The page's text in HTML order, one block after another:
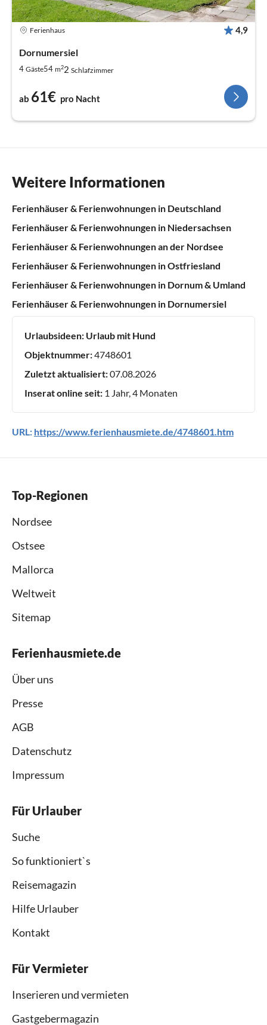
Ferienhaus 4,9
Dornumersiel
4 Gäste54 m22 Schlafzimmer
ab 61€ pro Nacht
Weitere Informationen
Ferienhäuser & Ferienwohnungen in Deutschland
Ferienhäuser & Ferienwohnungen in Niedersachsen
Ferienhäuser & Ferienwohnungen an der Nordsee
Ferienhäuser & Ferienwohnungen in Ostfriesland
Ferienhäuser & Ferienwohnungen in Dornum & Umland
Ferienhäuser & Ferienwohnungen in Dornumersiel
Urlaubsideen: Urlaub mit Hund
Objektnummer:4748601
Zuletzt aktualisiert:07.08.2026
Inserat online seit: 1 Jahr, 4 Monaten
URL: https://www.ferienhausmiete.de/4748601.htm
Top-Regionen
Nordsee
Ostsee
Mallorca
Weltweit
Sitemap
Ferienhausmiete.de
Über uns
Presse
AGB
Datenschutz
Impressum
Für Urlauber
Suche
So funktioniert`s
Reisemagazin
Hilfe Urlauber
Kontakt
Für Vermieter
Inserieren und vermieten
Gastgebermagazin